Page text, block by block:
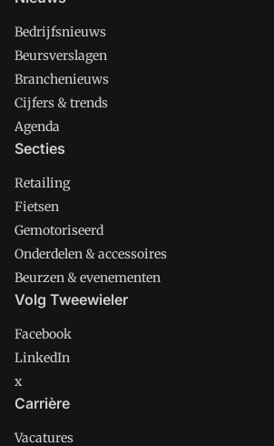
Bedrijfsnieuws
Beursverslagen
Branchenieuws
Cijfers & trends
Agenda
Secties
Retailing
Fietsen
Gemotoriseerd
Onderdelen & accessoires
Beurzen & evenementen
Volg Tweewieler
Facebook
LinkedIn
x
Carrière
Vacatures